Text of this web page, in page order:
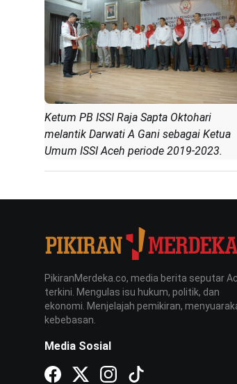
Ketum PB ISSI Raja Sapta Oktohari
melantik Darwati A Gani sebagai Ketua
Umum ISSI Aceh periode 2019-2023.
PikiranMerdeka.co, media berita seputar
terkini. Mengulas isu hukum, politik, dan
ekonomi. Menjelajah pemikiran,
kebebasan.
Media Sosial